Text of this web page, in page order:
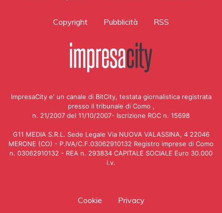
Copyright Pubblicità RSS
ImpresaCity e' un canale di BitCity, testata giornalistica registrata
presso il tribunale di Como ,
n. 21/2007 del 11/10/2007- Iscrizione ROC n. 15698
G11 MEDIA S.R.L. Sede Legale Via NUOVA VALASSINA, 4 22046
MERONE (CO) - P.IVA/C.F.03062910132 Registro imprese di Como
n. 03062910132 - REA n. 293834 CAPITALE SOCIALE Euro 30.000
i.v.
Cookie Privacy